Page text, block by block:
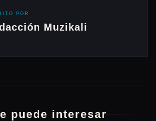
POR
Muzikali
puede interesar